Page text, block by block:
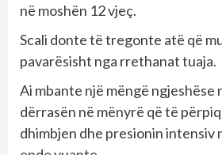
në moshën 12 vjeç.
Scali donte të tregonte atë që
pavarësisht nga rrethanat tuaja.
Ai mbante një mëngë ngjeshëse
dërrasën në mënyrë që të
dhimbjen dhe presionin intensiv